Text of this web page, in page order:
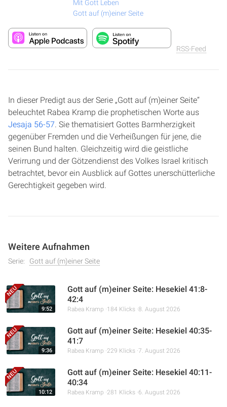
Mit Gott Leben
Gott auf (m)einer Seite
RSS-Feed
In dieser Predigt aus der Serie „Gott auf (m)einer Seite“
beleuchtet Rabea Kramp die prophetischen Worte aus
Jesaja 56-57. Sie thematisiert Gottes Barmherzigkeit
gegenüber Fremden und die Verheißungen für jene, die
seinen Bund halten. Gleichzeitig wird die geistliche
Verirrung und der Götzendienst des Volkes Israel kritisch
betrachtet, bevor ein Ausblick auf Gottes unerschütterliche
Gerechtigkeit gegeben wird.
Weitere Aufnahmen
Serie: Gott auf (m)einer Seite
9:52
Gott auf (m)einer Seite: Hesekiel 41:8-
42:4
Rabea Kramp 184 Klicks 8. August 2026
9:36
Gott auf (m)einer Seite: Hesekiel 40:35-
41:7
Rabea Kramp 229 Klicks 7. August 2026
10:12
Gott auf (m)einer Seite: Hesekiel 40:11-
40:34
Rabea Kramp 281 Klicks 6. August 2026